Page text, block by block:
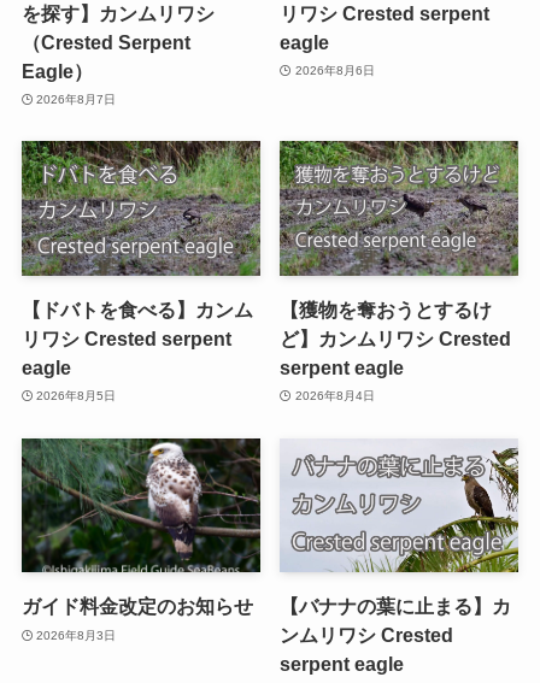
を探す】カンムリワシ
（Crested Serpent
Eagle）
2026年8月7日
リワシ Crested serpent
eagle
2026年8月6日
【ドバトを食べる】カンム
リワシ Crested serpent
eagle
2026年8月5日
【獲物を奪おうとするけ
ど】カンムリワシ Crested
serpent eagle
2026年8月4日
ガイド料金改定のお知らせ
2026年8月3日
【バナナの葉に止まる】カ
ンムリワシ Crested
serpent eagle